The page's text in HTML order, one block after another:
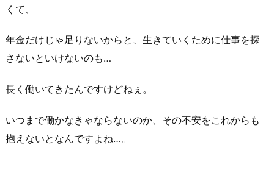
くて、
年金だけじゃ足りないからと、生きていくために仕事を探
さないといけないのも…
長く働いてきたんですけどねぇ。
いつまで働かなきゃならないのか、その不安をこれからも
抱えないとなんですよね…。